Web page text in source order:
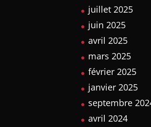
juillet 2025
juin 2025
avril 2025
mars 2025
février 2025
janvier 2025
septembre
avril 2024